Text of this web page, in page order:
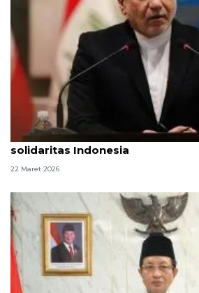
Menlu Iran ucapkan selamat
solidaritas Indonesia
22 Maret 2026